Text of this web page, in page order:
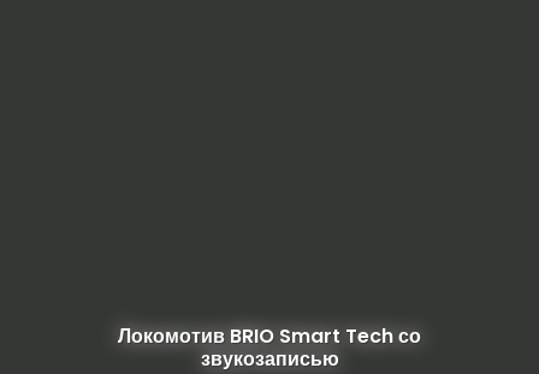
Локомотив BRIO Smart Tech со
звукозаписью